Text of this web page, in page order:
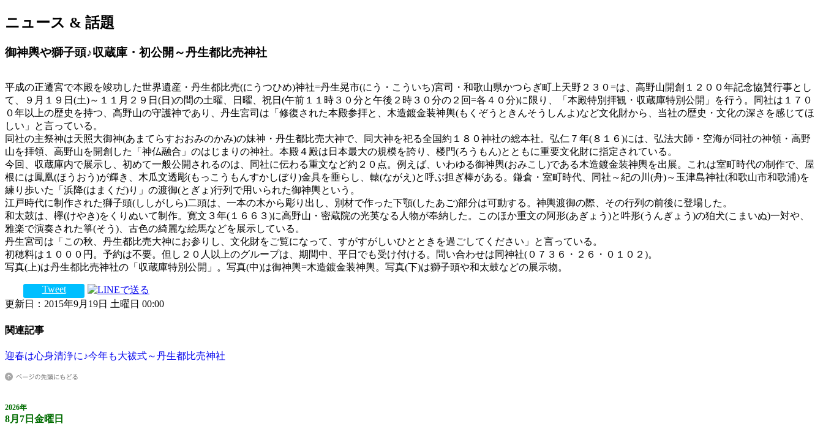
ニュース & 話題
御神輿や獅子頭♪収蔵庫・初公開～丹生都比売神社
平成の正遷宮で本殿を竣功した世界遺産・丹生都比売(にうつひめ)神社=丹生晃市(にう・こういち)宮司・和歌山県かつらぎ町上天野２３０=は、高野山開創１２００年記念協賛行事とし
て、９月１９日(土)～１１月２９日(日)の間の土曜、日曜、祝日(午前１１時３０分と午後２時３０分の２回=各４０分)に限り、「本殿特別拝観・収蔵庫特別公開」を行う。同社は１７０
０年以上の歴史を持つ、高野山の守護神であり、丹生宮司は「修復された本殿参拝と、木造鍍金装神輿(もくぞうときんそうしんよ)など文化財から、当社の歴史・文化の深さを感じてほ
しい」と言っている。
同社の主祭神は天照大御神(あまてらすおおみのかみ)の妹神・丹生都比売大神で、同大神を祀る全国約１８０神社の総本社。弘仁７年(８１６)には、弘法大師・空海が同社の神領・高野
山を拝領、高野山を開創した「神仏融合」のはじまりの神社。本殿４殿は日本最大の規模を誇り、楼門(ろうもん)とともに重要文化財に指定されている。
今回、収蔵庫内で展示し、初めて一般公開されるのは、同社に伝わる重文など約２０点。例えば、いわゆる御神輿(おみこし)である木造鍍金装神輿を出展。これは室町時代の制作で、屋
根には鳳凰(ほうおう)が輝き、木瓜文透彫(もっこうもんすかしぼり)金具を垂らし、轅(ながえ)と呼ぶ担ぎ棒がある。鎌倉・室町時代、同社～紀の川(舟)～玉津島神社(和歌山市和歌浦)を
練り歩いた「浜降(はまくだ)り」の渡御(とぎょ)行列で用いられた御神輿という。
江戸時代に制作された獅子頭(ししがしら)二頭は、一本の木から彫り出し、別材で作った下顎(したあご)部分は可動する。神輿渡御の際、その行列の前後に登場した。
和太鼓は、欅(けやき)をくりぬいて制作。寛文３年(１６６３)に高野山・密蔵院の光英なる人物が奉納した。このほか重文の阿形(あぎょう)と吽形(うんぎょう)の狛犬(こまいぬ)一対や、
雅楽で演奏された箏(そう)、古色の綺麗な絵馬などを展示している。
丹生宮司は「この秋、丹生都比売大神にお参りし、文化財をご覧になって、すがすがしいひとときを過ごしてください」と言っている。
初穂料は１０００円。予約は不要。但し２０人以上のグループは、期間中、平日でも受け付ける。問い合わせは同神社(０７３６・２６・０１０２)。
写真(上)は丹生都比売神社の「収蔵庫特別公開」。写真(中)は御神輿=木造鍍金装神輿。写真(下)は獅子頭や和太鼓などの展示物。
Tweet
更新日：2015年9月19日 土曜日 00:00
関連記事
迎春は心身清浄に♪今年も大祓式～丹生都比売神社
2026年
8月7日金曜日